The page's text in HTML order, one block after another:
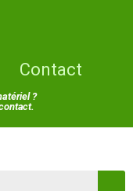
Contact
?